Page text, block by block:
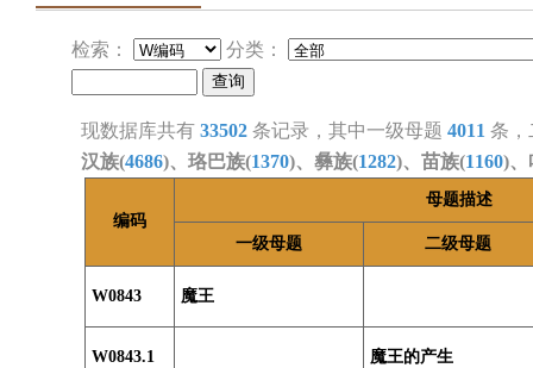
检索： 分类：
现数据库共有 33502 条记录，其中一级母题 4011 条
汉族(4686)、珞巴族(1370)、彝族(1282)、苗族(1160)、
编码
母题描述
一级母题 二级母题
W0843 魔王
W0843.1 魔王的产生